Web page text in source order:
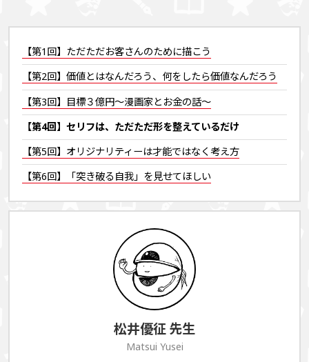
【第1回】ただただお客さんのために描こう
【第2回】価値とはなんだろう、何をしたら価値なんだろう
【第3回】目標３億円～漫画家とお金の話～
【第4回】セリフは、ただただ形を整えているだけ
【第5回】オリジナリティーは才能ではなく考え方
【第6回】「突き破る自我」を見せてほしい
松井優征先生
Matsui Yusei